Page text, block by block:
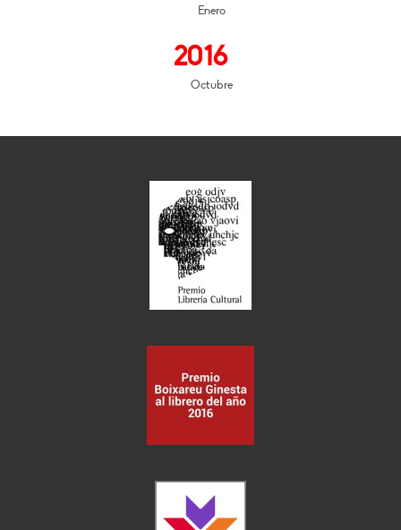
Enero
2016
Octubre